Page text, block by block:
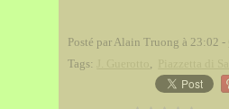
Posté par Alain Truong à 23:02 -
Tags:
,